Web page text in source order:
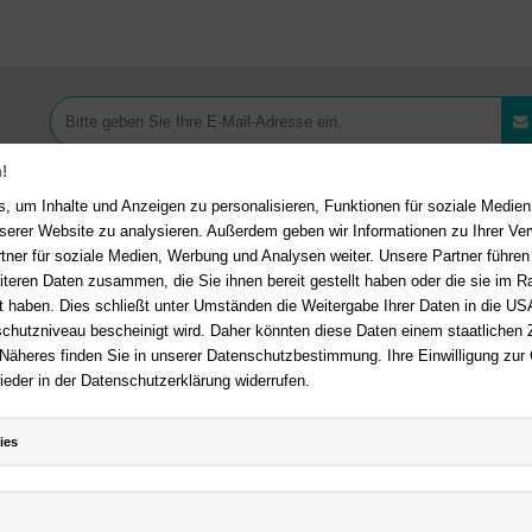
um Inhalte und Anzeigen zu personalisieren, Funktionen für soziale
Website zu analysieren. Außerdem geben wir Informationen zu Ihrer
für soziale Medien, Werbung und Analysen weiter. Unsere Partner
Daten zusammen, die Sie ihnen bereit gestellt haben oder die sie im
haben. Dies schließt unter Umständen die Weitergabe Ihrer Daten in die
bescheinigt wird. Daher könnten diese Daten einem staatlichen
finden Sie in unserer Datenschutzbestimmung. Ihre Einwilligung zur
in der Datenschutzerklärung widerrufen.
Fragen?
Hier finden Sie
auf häufig gestellte Fragen.
E-Mail:service@deutsche-
(0)511 - 982 684 41
Ihre Vorteile bei uns
Kostenloser Versand ab 36,-
Bestellwert
Sicherer Online Shop und
SSL-Verschlüsselung